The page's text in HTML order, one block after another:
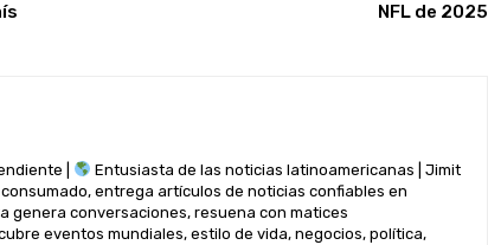
NFL de 2025
|
Entusiasta de las noticias latinoamericanas | Jimit
entrega artículos de noticias confiables en
genera conversaciones, resuena con matices
eventos mundiales, estilo de vida, negocios, política,